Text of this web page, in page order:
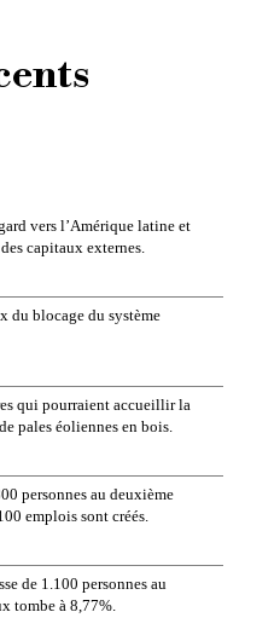
vers l’Amérique latine et
capitaux externes.
du blocage du système
qui pourraient accueillir la
pales éoliennes en bois.
personnes au deuxième
emplois sont créés.
de 1.100 personnes au
tombe à 8,77%.